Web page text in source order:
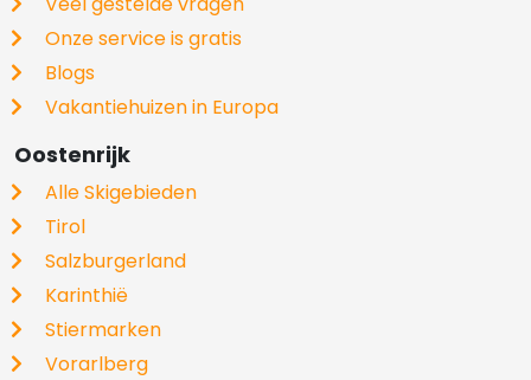
Onze service is gratis
Blogs
Vakantiehuizen in Europa
Oostenrijk
Alle Skigebieden
Tirol
Salzburgerland
Karinthië
Stiermarken
Vorarlberg